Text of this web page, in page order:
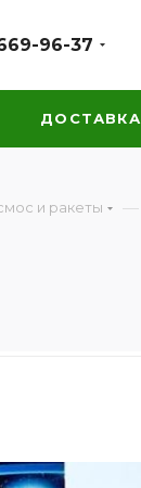
96-37
ДОСТАВКА
и ракеты —